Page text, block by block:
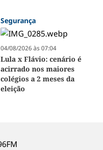
Segurança
04/08/2026 às 07:04
Lula x Flávio: cenário é
acirrado nos maiores
colégios a 2 meses da
eleição